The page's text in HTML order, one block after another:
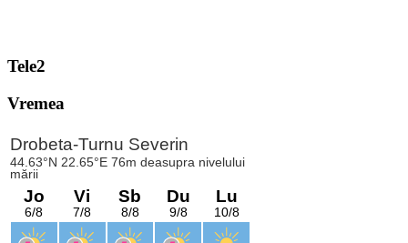
Tele2
Vremea